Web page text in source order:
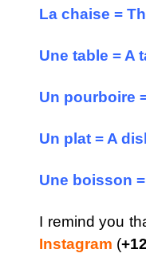
La chaise =
Une table = A
Un pourboire
Un plat = A
Une boisson
I remind you
Instagram (